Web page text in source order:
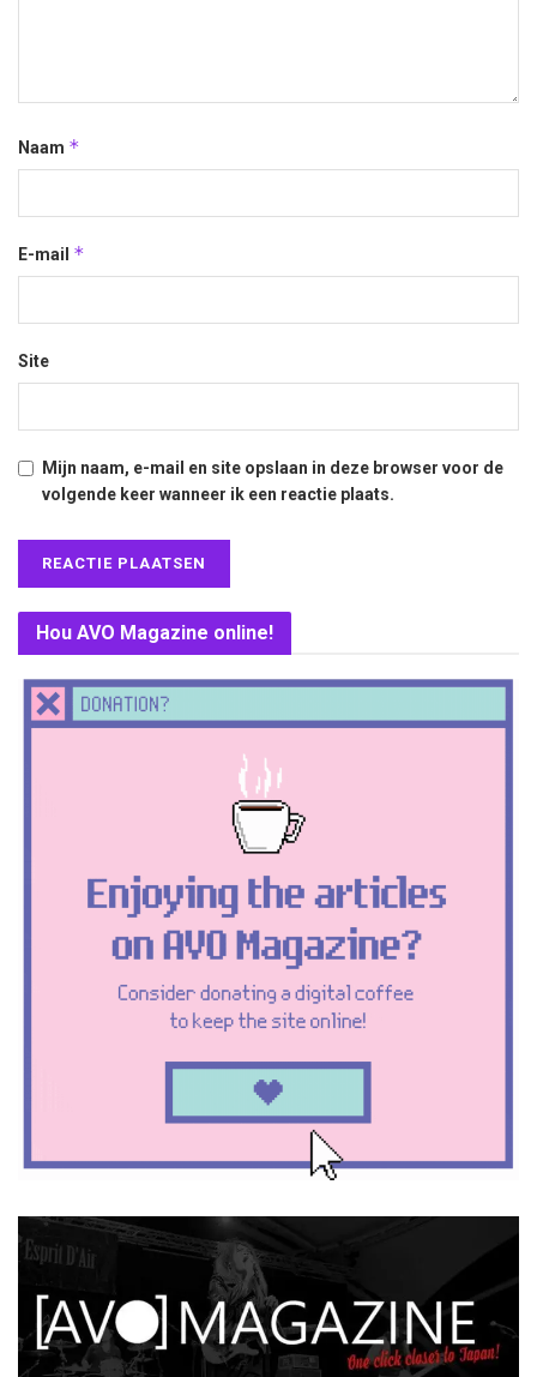
Naam *
E-mail *
Site
Mijn naam, e-mail en site opslaan in deze browser voor de
volgende keer wanneer ik een reactie plaats.
Hou AVO Magazine online!